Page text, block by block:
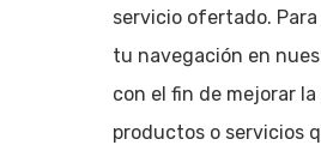
servicio ofertado. Para
tu navegación en
con el fin de mejorar
productos o servicios